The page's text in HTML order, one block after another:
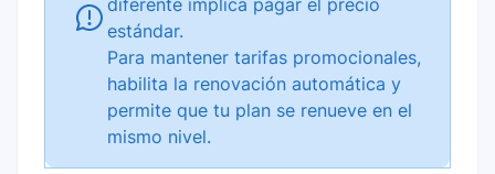
diferente implica pagar el precio
estándar.
Para mantener tarifas promocionales,
habilita la renovación automática y
permite que tu plan se renueve en el
mismo nivel.